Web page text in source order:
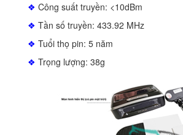
❖ Công suất truyền: <10dBm
❖ Tần số truyền: 433.92 MHz
❖ Tuổi thọ pin: 5 năm
❖ Trọng lượng: 38g